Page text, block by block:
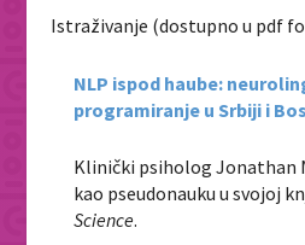
Istraživanje (dostupno u pdf
NLP ispod haube:
programiranje u Srbiji i
Klinički psiholog Jonathan
kao pseudonauku u svojoj
Science.